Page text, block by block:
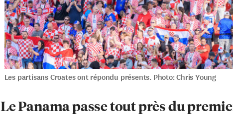
Les partisans Croates ont répondu présents. Photo: Chris Young
Le Panama passe tout près du